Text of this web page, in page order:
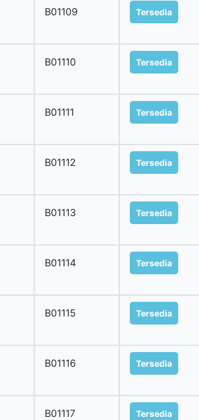
B01109 Tersedia
B01110 Tersedia
B01111 Tersedia
B01112 Tersedia
B01113 Tersedia
B01114 Tersedia
B01115 Tersedia
B01116 Tersedia
B01117 Tersedia